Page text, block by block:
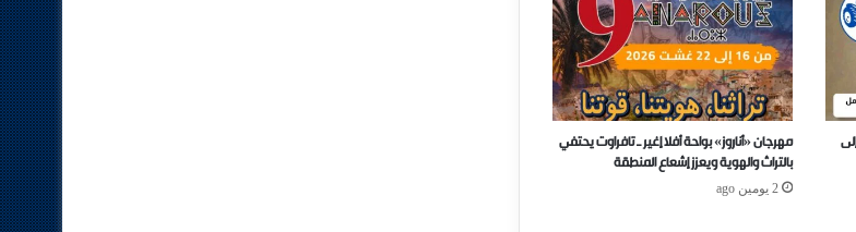
مهرجان «أناروز» بواحة أفلا إغير ـ تافراوت يحتفي
بالتراث والهوية ويعزز إشعاع المنطقة
2 يومين ago